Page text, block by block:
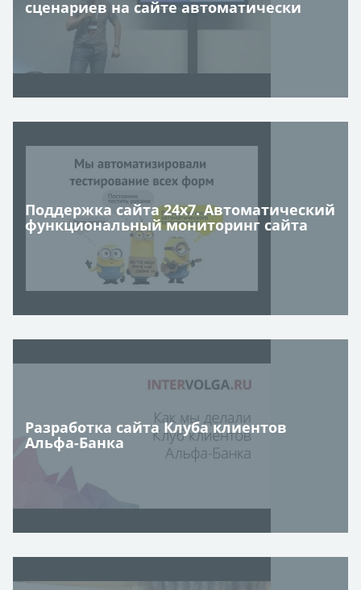
сценариев на сайте автоматически
Поддержка сайта 24х7. Автоматический
функциональный мониторинг сайта
Разработка сайта Клуба клиентов
Альфа-Банка